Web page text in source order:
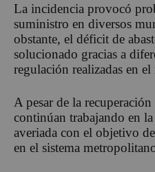
La incidencia provocó
suministro en diversos
obstante, el déficit de
solucionado gracias a
regulación realizadas en el
A pesar de la
continúan trabajando en
averiada con el objetivo
en el sistema